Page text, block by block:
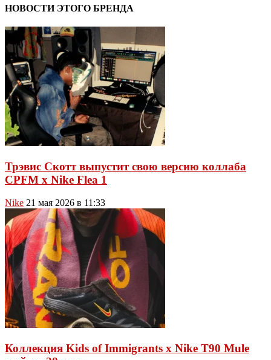
НОВОСТИ ЭТОГО БРЕНДА
Трэвис Скотт выпустит свою версию коллаба
CPFM x Nike Flea 1
Nike 21 мая 2026 в 11:33
Коллекция Kids of Immigrants x Nike T90 Mule